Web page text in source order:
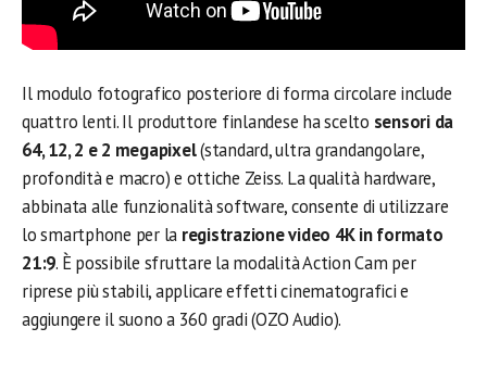
Il modulo fotografico posteriore di forma circolare include
quattro lenti. Il produttore finlandese ha scelto sensori da
64, 12, 2 e 2 megapixel(standard, ultra grandangolare,
profondità e macro) e ottiche Zeiss. La qualità hardware,
abbinata alle funzionalità software, consente di utilizzare
lo smartphone per la registrazione video 4K in formato
21:9. È possibile sfruttare la modalità Action Cam per
riprese più stabili, applicare effetti cinematografici e
aggiungere il suono a 360 gradi (OZO Audio).